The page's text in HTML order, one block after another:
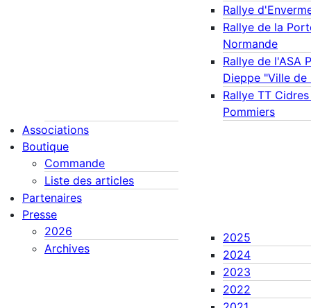
Rallye
Rallye de la
Normande
Rallye de l'ASA
Dieppe "Ville de
Rallye TT
Pommiers
Associations
Boutique
Commande
Liste des articles
Partenaires
Presse
2026
Archives
2025
2024
2023
2022